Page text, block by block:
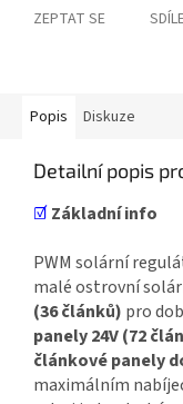
ZEPTAT SE
Popis Diskuze
Detailní popis
☑Základní info
PWM solární
malé ostrovní
(36 článků) pro
panely 24V (72
článkové panely
maximálním